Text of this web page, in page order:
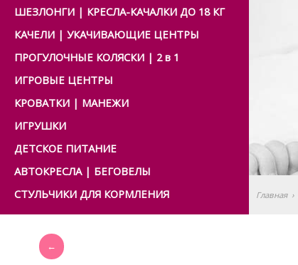
ШЕЗЛОНГИ | КРЕСЛА-КАЧАЛКИ ДО 18 КГ
КАЧЕЛИ | УКАЧИВАЮЩИЕ ЦЕНТРЫ
ПРОГУЛОЧНЫЕ КОЛЯСКИ | 2 в 1
ИГРОВЫЕ ЦЕНТРЫ
КРОВАТКИ | МАНЕЖИ
ИГРУШКИ
ДЕТСКОЕ ПИТАНИЕ
АВТОКРЕСЛА | БЕГОВЕЛЫ
СТУЛЬЧИКИ ДЛЯ КОРМЛЕНИЯ
Главная ›